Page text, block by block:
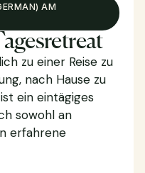
AM
zu einer Reise zu
nach Hause zu
ein eintägiges
sowohl an
erfahrene